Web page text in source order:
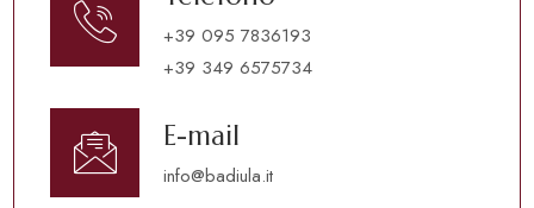
+39 095 7836193
+39 349 6575734
E-mail
info@badiula.it